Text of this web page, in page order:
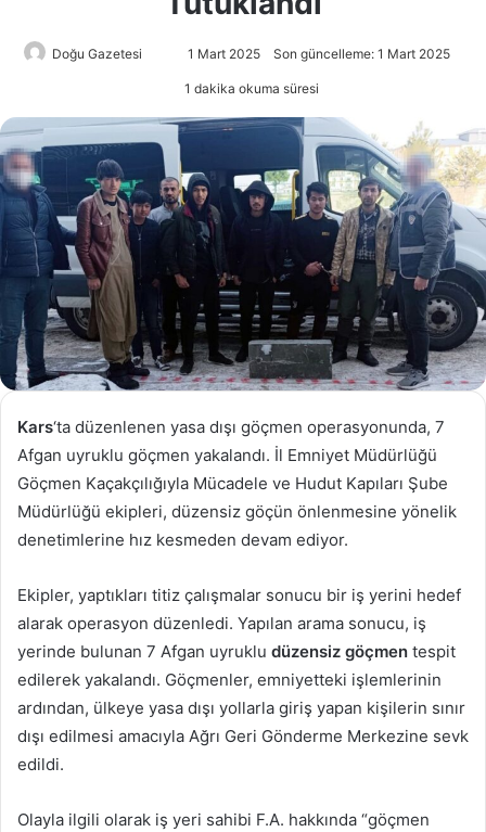
Doğu Gazetesi
göndermek
1 Mart 2025 Son güncelleme: 1 Mart 2025
1 dakika okuma süresi
Kars‘ta düzenlenen yasa dışı göçmen operasyonunda, 7
Afgan uyruklu göçmen yakalandı. İl Emniyet Müdürlüğü
Göçmen Kaçakçılığıyla Mücadele ve Hudut Kapıları Şube
Müdürlüğü ekipleri, düzensiz göçün önlenmesine yönelik
denetimlerine hız kesmeden devam ediyor.
Ekipler, yaptıkları titiz çalışmalar sonucu bir iş yerini hedef
alarak operasyon düzenledi. Yapılan arama sonucu, iş
yerinde bulunan 7 Afgan uyruklu düzensiz göçmen tespit
edilerek yakalandı. Göçmenler, emniyetteki işlemlerinin
ardından, ülkeye yasa dışı yollarla giriş yapan kişilerin sınır
dışı edilmesi amacıyla Ağrı Geri Gönderme Merkezine sevk
edildi.
Olayla ilgili olarak iş yeri sahibi F.A. hakkında “göçmen